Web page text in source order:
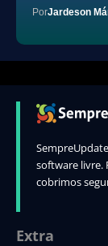
PorJardeson
software livre.
cobrimos
Extra